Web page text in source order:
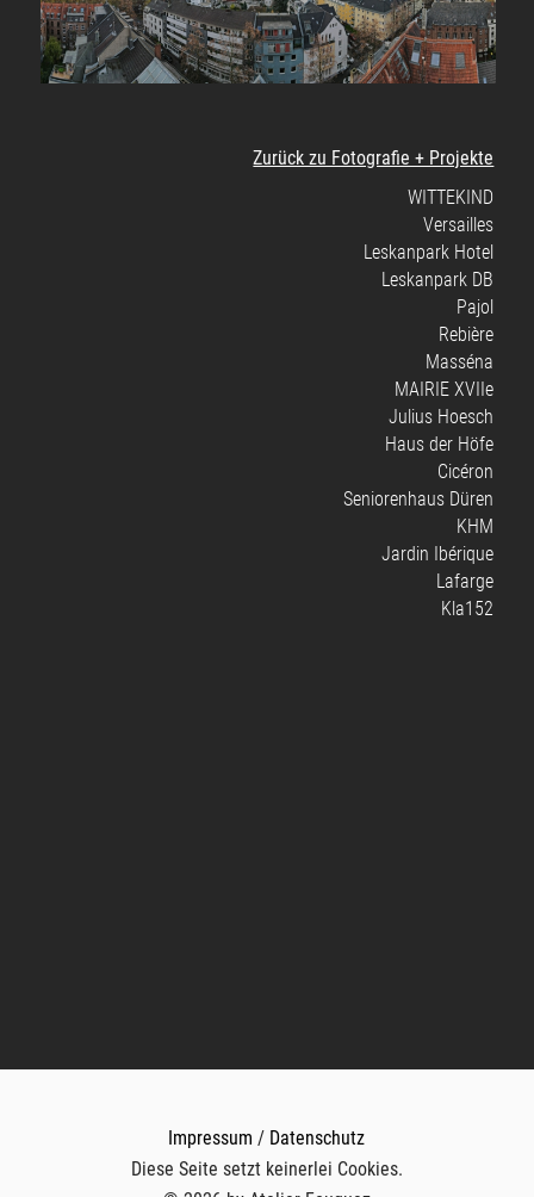
Zurück zu Fotografie + Projekte
WITTEKIND
Versailles
Leskanpark Hotel
Leskanpark DB
Pajol
Rebière
Masséna
MAIRIE XVIIe
Julius Hoesch
Haus der Höfe
Cicéron
Seniorenhaus Düren
KHM
Jardin Ibérique
Lafarge
Kla152
Impressum / Datenschutz
Diese Seite setzt keinerlei Cookies.